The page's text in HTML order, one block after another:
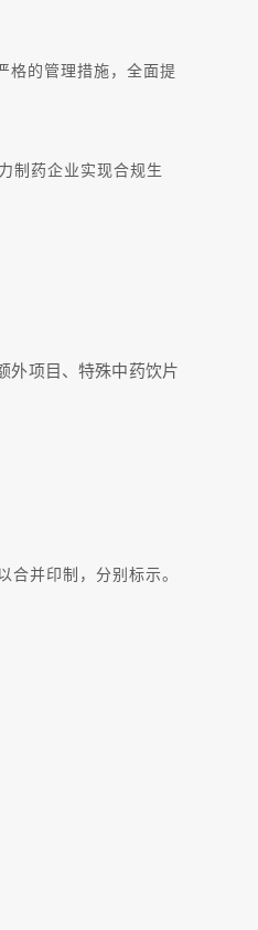
格的管理措施，全面提
制药企业实现合规生
外项目、特殊中药饮片
并印制，分别标示。